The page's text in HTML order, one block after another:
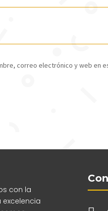
correo electrónico y web en
con la
excelencia